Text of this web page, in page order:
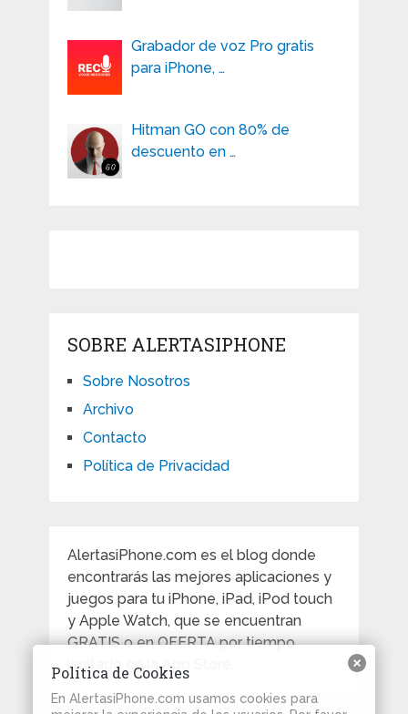
Grabador de voz Pro gratis
para iPhone, …
Hitman GO con 80% de
descuento en …
SOBRE ALERTASIPHONE
Sobre Nosotros
Archivo
Contacto
Política de Privacidad
AlertasiPhone.com es el blog donde
encontrarás las mejores aplicaciones y
juegos para tu iPhone, iPad, iPod touch
y Apple Watch, que se encuentran
GRATIS o en OFERTA por tiempo
limitado en la App Store.
Política de Cookies
En AlertasiPhone.com usamos cookies para